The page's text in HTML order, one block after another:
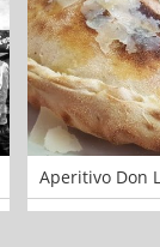
Aperitivo Don